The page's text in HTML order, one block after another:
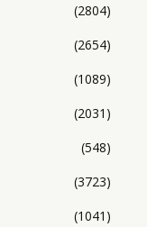
(2804)
(2654)
(1089)
(2031)
(548)
(3723)
(1041)